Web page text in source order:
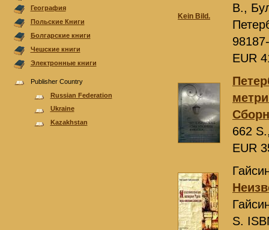
География
Польскиe Книги
Болгарскиe книги
Чешские книги
Электронные книги
Publisher Country
Russian Federation
Ukraine
Kazakhstan
Kein Bild.
В.,
EUR
662
EUR
S.